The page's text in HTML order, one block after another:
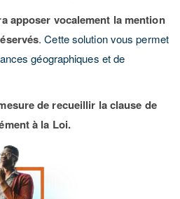
apposer vocalement la mention
. Cette solution vous permet
géographiques et de
de recueillir la clause de
à la Loi.